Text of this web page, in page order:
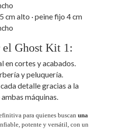
cm alto · peine fijo 4 cm
el Ghost Kit 1:
en cortes y acabados.
y peluquería.
detalle gracias a la
máquinas.
para quienes buscanuna
potente y versátil, con un